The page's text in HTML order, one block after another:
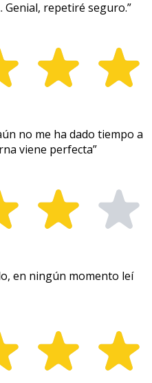
Genial, repetiré seguro.”
no me ha dado tiempo a
viene perfecta”
en ningún momento leí